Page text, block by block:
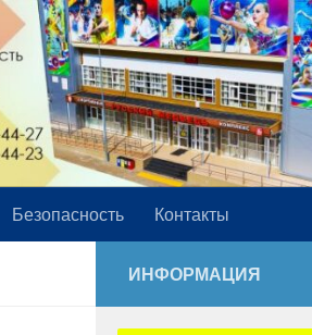
Безопасность Контакты
ИНФОРМАЦИЯ